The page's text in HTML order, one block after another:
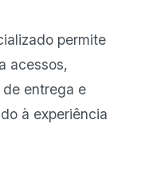
permite
acessos,
entrega e
à experiência